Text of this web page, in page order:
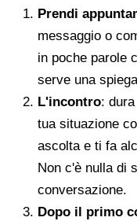
Prendi
messaggio o
in poche parole
serve una
L'incontro:
tua situazione
ascolta e ti fa
Non c'è nulla di
conversazione.
Dopo il primo